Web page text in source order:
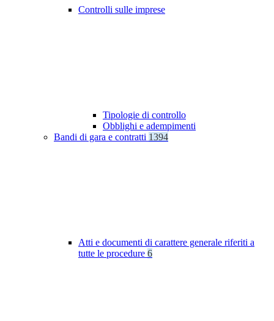
Controlli sulle imprese
Tipologie di controllo
Obblighi e adempimenti
Bandi di gara e contratti 1394
Atti e documenti di carattere generale riferiti a
tutte le procedure 6